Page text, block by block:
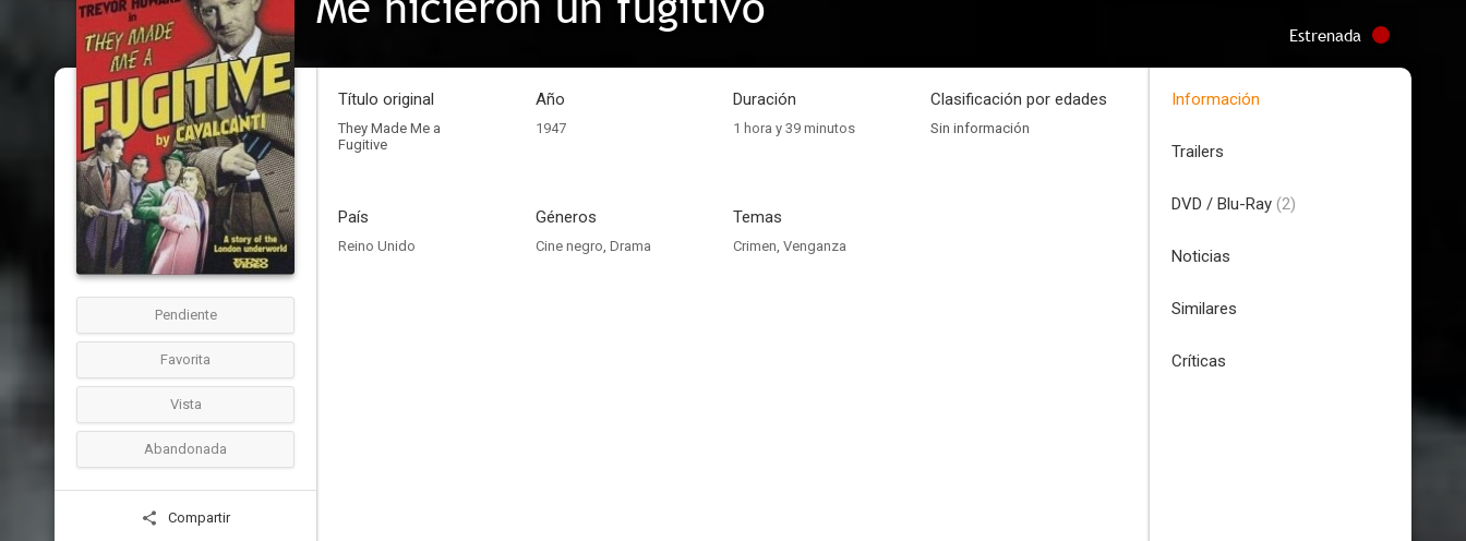
Estrenada
Pendiente
Favorita
Vista
Abandonada
Compartir
Título original
They Made Me a
Fugitive
Año
1947
Duración
1 hora y 39 minutos
Clasificación por edades
Sin información
País
Reino Unido
Géneros
Cine negro, Drama
Temas
Crimen, Venganza
Información
Trailers
DVD / Blu-Ray (2)
Noticias
Similares
Críticas